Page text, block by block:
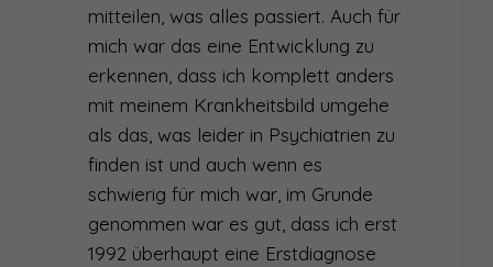
mitteilen, was alles passiert. Auch für
mich war das eine Entwicklung zu
erkennen, dass ich komplett anders
mit meinem Krankheitsbild umgehe
als das, was leider in Psychiatrien zu
finden ist und auch wenn es
schwierig für mich war, im Grunde
genommen war es gut, dass ich erst
1992 überhaupt eine Erstdiagnose